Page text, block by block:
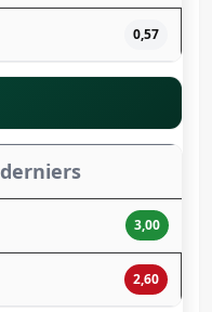
0,57
3,00
2,60